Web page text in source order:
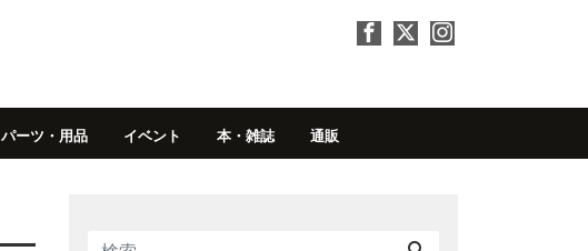
パーツ・用品 イベント 本・雑誌 通販